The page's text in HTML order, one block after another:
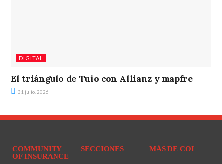
DIGITAL
El triángulo de Tuio con Allianz y mapfre
31 julio, 2026
COMMUNITY
OF INSURANCE
SECCIONES MÁS DE COI